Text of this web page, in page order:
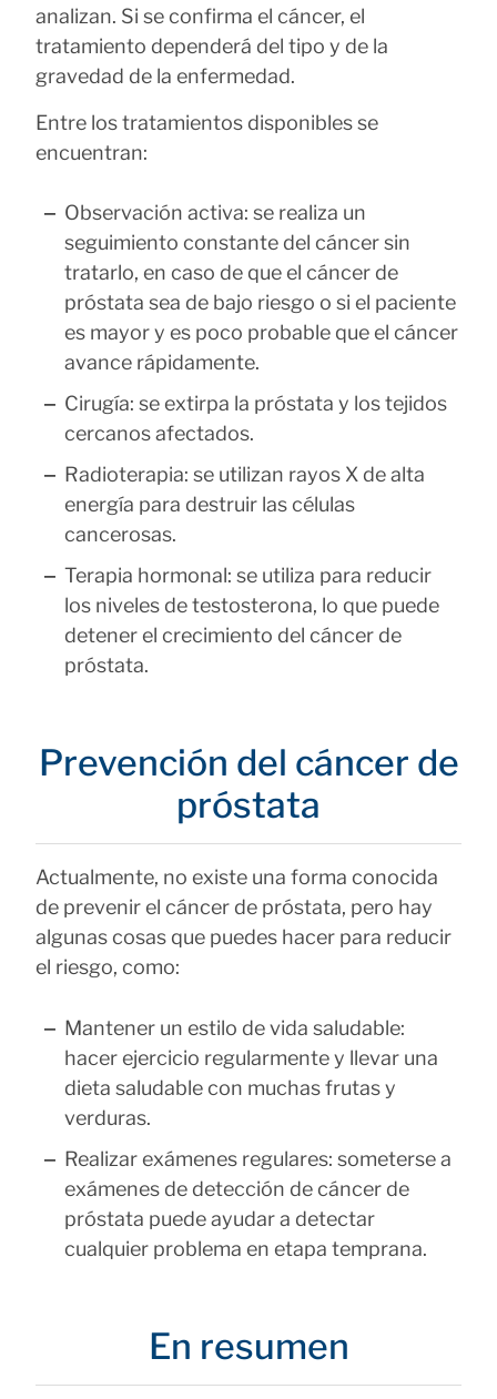
analizan. Si se confirma el cáncer, el
tratamiento dependerá del tipo y de la
gravedad de la enfermedad.
Entre los tratamientos disponibles se
encuentran:
Observación activa: se realiza un
seguimiento constante del cáncer sin
tratarlo, en caso de que el cáncer de
próstata sea de bajo riesgo o si el paciente
es mayor y es poco probable que el cáncer
avance rápidamente.
Cirugía: se extirpa la próstata y los tejidos
cercanos afectados.
Radioterapia: se utilizan rayos X de alta
energía para destruir las células
cancerosas.
Terapia hormonal: se utiliza para reducir
los niveles de testosterona, lo que puede
detener el crecimiento del cáncer de
próstata.
Prevención del cáncer de
próstata
Actualmente, no existe una forma conocida
de prevenir el cáncer de próstata, pero hay
algunas cosas que puedes hacer para reducir
el riesgo, como:
Mantener un estilo de vida saludable:
hacer ejercicio regularmente y llevar una
dieta saludable con muchas frutas y
verduras.
Realizar exámenes regulares: someterse a
exámenes de detección de cáncer de
próstata puede ayudar a detectar
cualquier problema en etapa temprana.
En resumen